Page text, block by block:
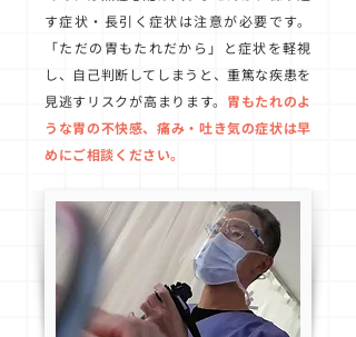
す症状・長引く症状は注意が必要です。
「ただの胃もたれだから」と症状を軽視
し、自己判断してしまうと、重篤な疾患を
見逃すリスクが高まります。 胃もたれのよ
うな胃の不快感、痛み・吐き気の症状は早
めにご相談ください。